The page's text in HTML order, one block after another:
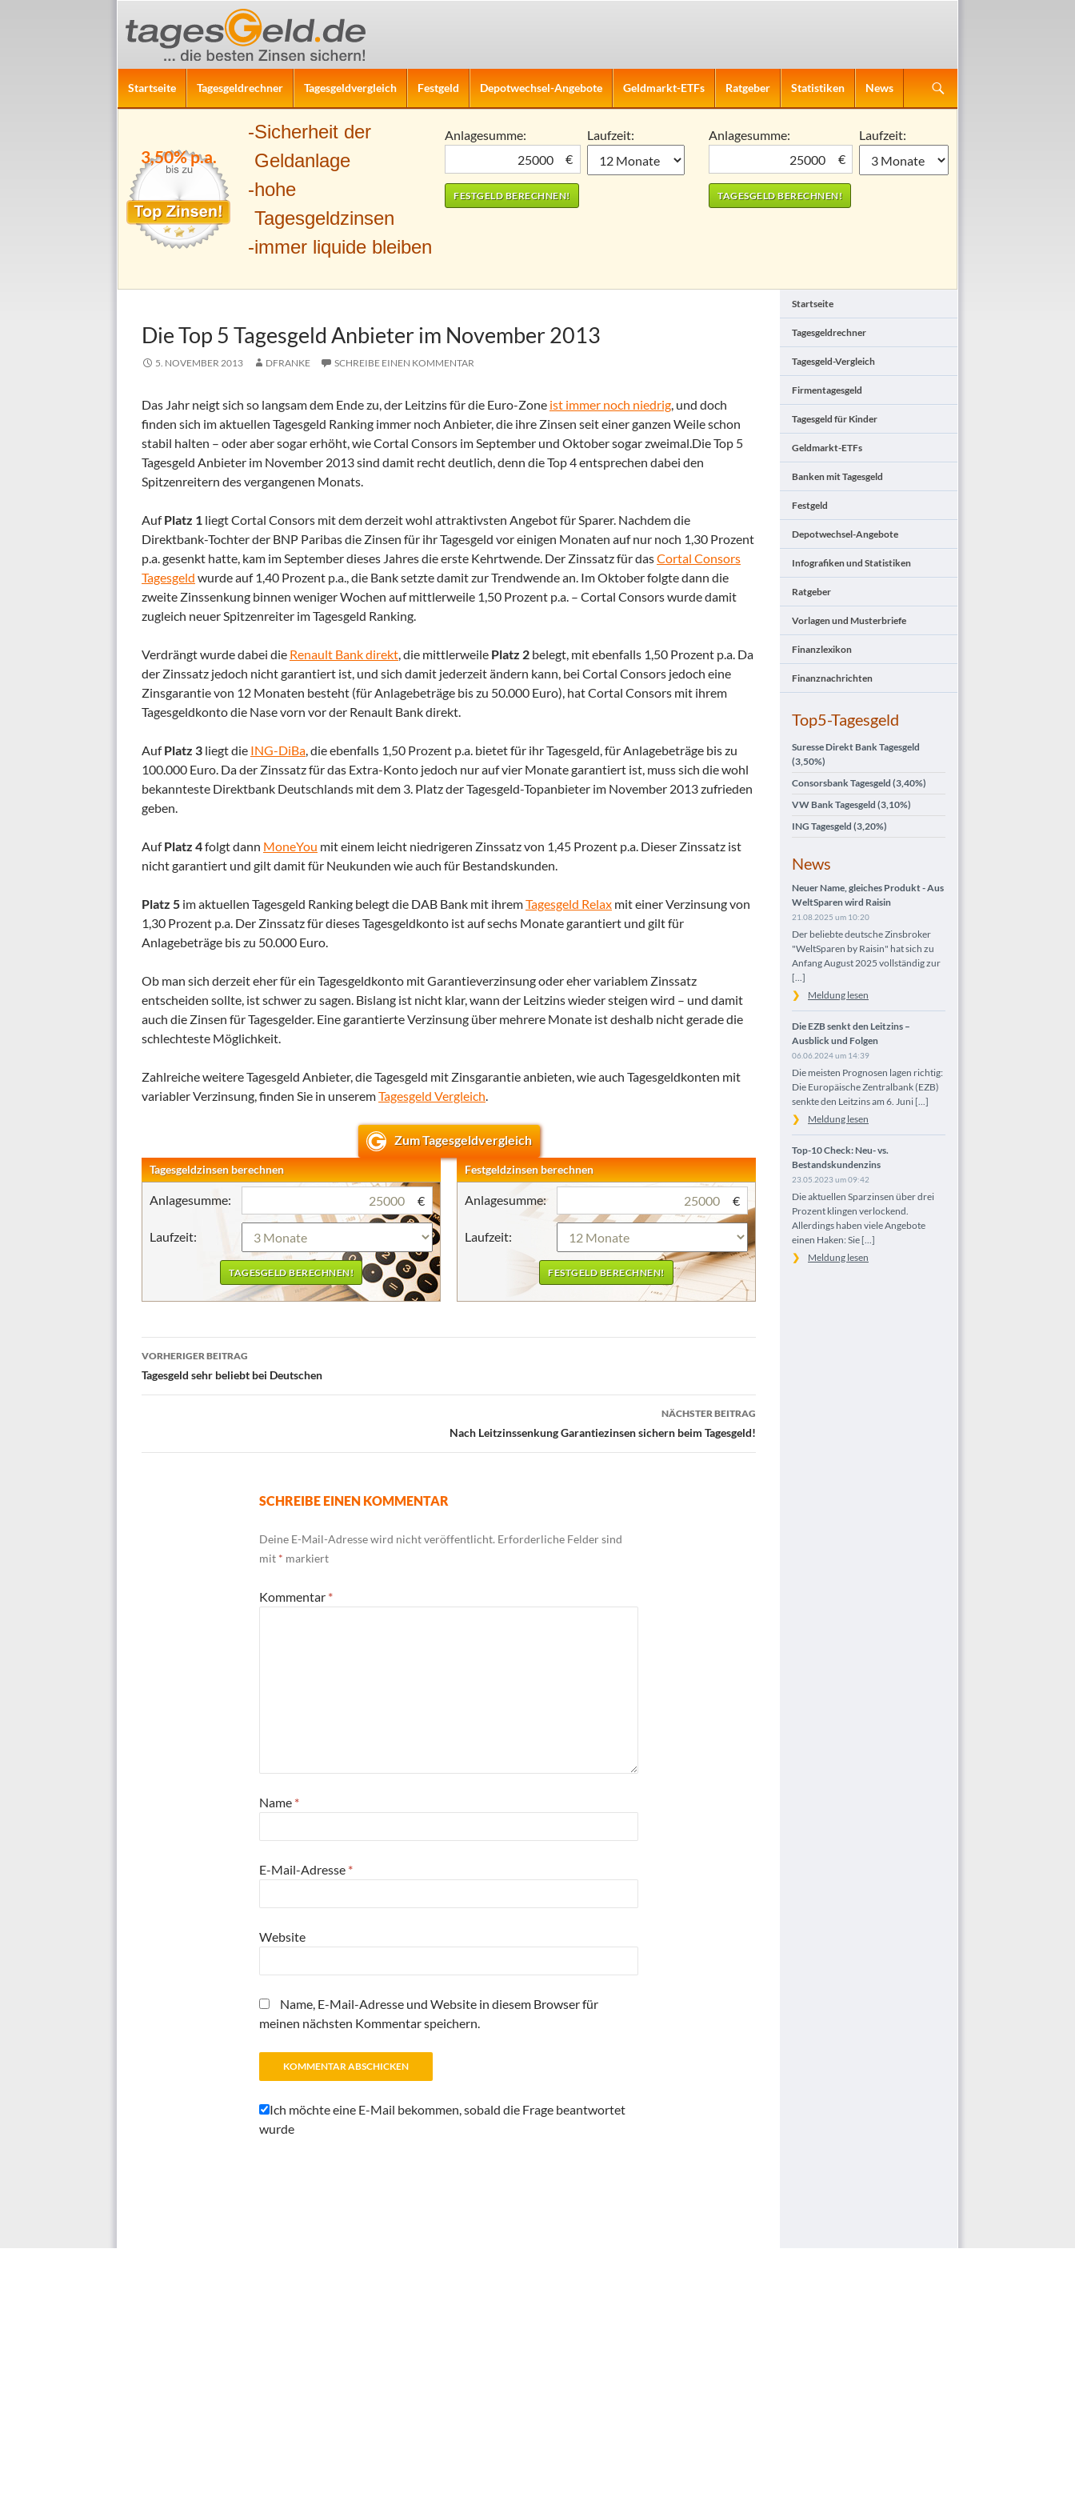
Startseite Tagesgeldrechner Tagesgeldvergleich Festgeld Depotwechsel-Angebote Geldmarkt-ETFs Ratgeber Statistiken News
3,50% p.a.
Sicherheit der
Geldanlage
hohe
Tagesgeldzinsen
immer liquide bleiben
Anlagesumme:
€
Laufzeit:
Anlagesumme:
€
Laufzeit:
Die Top 5 Tagesgeld Anbieter im November 2013
5. NOVEMBER 2013 DFRANKE SCHREIBE EINEN KOMMENTAR
Das Jahr neigt sich so langsam dem Ende zu, der Leitzins für die Euro-Zone ist immer noch niedrig , und doch
finden sich im aktuellen Tagesgeld Ranking immer noch Anbieter, die ihre Zinsen seit einer ganzen Weile schon
stabil halten – oder aber sogar erhöht, wie Cortal Consors im September und Oktober sogar zweimal. Die Top 5
Tagesgeld Anbieter im November 2013 sind damit recht deutlich, denn die Top 4 entsprechen dabei den
Spitzenreitern des vergangenen Monats.
AufPlatz 1 liegt Cortal Consors mit dem derzeit wohl attraktivsten Angebot für Sparer. Nachdem die
Direktbank-Tochter der BNP Paribas die Zinsen für ihr Tagesgeld vor einigen Monaten auf nur noch 1,30 Prozent
p.a. gesenkt hatte, kam im September dieses Jahres die erste Kehrtwende. Der Zinssatz für dasCortal Consors
Tagesgeld wurde auf 1,40 Prozent p.a., die Bank setzte damit zur Trendwende an. Im Oktober folgte dann die
zweite Zinssenkung binnen weniger Wochen auf mittlerweile 1,50 Prozent p.a. – Cortal Consors wurde damit
zugleich neuer Spitzenreiter im Tagesgeld Ranking.
Verdrängt wurde dabei die Renault Bank direkt , die mittlerweile Platz 2 belegt, mit ebenfalls 1,50 Prozent p.a. Da
der Zinssatz jedoch nicht garantiert ist, und sich damit jederzeit ändern kann, bei Cortal Consors jedoch eine
Zinsgarantie von 12 Monaten besteht (für Anlagebeträge bis zu 50.000 Euro), hat Cortal Consors mit ihrem
Tagesgeldkonto die Nase vorn vor der Renault Bank direkt.
AufPlatz 3 liegt die ING-DiBa , die ebenfalls 1,50 Prozent p.a. bietet für ihr Tagesgeld, für Anlagebeträge bis zu
100.000 Euro. Da der Zinssatz für das Extra-Konto jedoch nur auf vier Monate garantiert ist, muss sich die wohl
bekannteste Direktbank Deutschlands mit dem 3. Platz der Tagesgeld-Topanbieter im November 2013 zufrieden
geben.
AufPlatz 4folgt dann MoneYou mit einem leicht niedrigeren Zinssatz von 1,45 Prozent p.a. Dieser Zinssatz ist
nicht garantiert und gilt damit für Neukunden wie auch für Bestandskunden.
Platz 5 im aktuellen Tagesgeld Ranking belegt die DAB Bank mit ihremTagesgeld Relax mit einer Verzinsung von
1,30 Prozent p.a. Der Zinssatz für dieses Tagesgeldkonto ist auf sechs Monate garantiert und gilt für
Anlagebeträge bis zu 50.000 Euro.
Ob man sich derzeit eher für ein Tagesgeldkonto mit Garantieverzinsung oder eher variablem Zinssatz
entscheiden sollte, ist schwer zu sagen. Bislang ist nicht klar, wann der Leitzins wieder steigen wird – und damit
auch die Zinsen für Tagesgelder. Eine garantierte Verzinsung über mehrere Monate ist deshalb nicht gerade die
schlechteste Möglichkeit.
Zahlreiche weitere Tagesgeld Anbieter, die Tagesgeld mit Zinsgarantie anbieten, wie auch Tagesgeldkonten mit
variabler Verzinsung, finden Sie in unseremTagesgeld Vergleich
Zum Tagesgeldvergleich
Tagesgeldzinsen berechnen
Anlagesumme: €
Laufzeit:
Festgeldzinsen berechnen
Anlagesumme: €
Laufzeit:
Beitrags-
Navigation
VORHERIGER BEITRAG
Tagesgeld sehr beliebt bei Deutschen
NÄCHSTER BEITRAG
Nach Leitzinssenkung Garantiezinsen sichern beim Tagesgeld!
SCHREIBE EINEN KOMMENTAR
Deine E-Mail-Adresse wird nicht veröffentlicht. Erforderliche Felder sind
mit * markiert
Kommentar *
Name *
E-Mail-Adresse *
Website
Name, E-Mail-Adresse und Website in diesem Browser für
meinen nächsten Kommentar speichern.
Ich möchte eine E-Mail bekommen, sobald die Frage beantwortet
wurde
Startseite
Tagesgeldrechner
Tagesgeld-Vergleich
Firmentagesgeld
Tagesgeld für Kinder
Geldmarkt-ETFs
Banken mit Tagesgeld
Festgeld
Depotwechsel-Angebote
Infografiken und Statistiken
Ratgeber
Vorlagen und Musterbriefe
Finanzlexikon
Finanznachrichten
Top5-Tagesgeld
Suresse Direkt Bank Tagesgeld
(3,50%)
Consorsbank Tagesgeld (3,40%)
VW Bank Tagesgeld (3,10%)
ING Tagesgeld (3,20%)
News
Neuer Name, gleiches Produkt - Aus
WeltSparen wird Raisin
21.08.2025 um 10:20
Der beliebte deutsche Zinsbroker
"WeltSparen by Raisin" hat sich zu
Anfang August 2025 vollständig zur
[...]
Meldung lesen
Die EZB senkt den Leitzins –
Ausblick und Folgen
06.06.2024 um 14:39
Die meisten Prognosen lagen richtig:
Die Europäische Zentralbank (EZB)
senkte den Leitzins am 6. Juni [...]
Meldung lesen
Top-10 Check: Neu- vs.
Bestandskundenzins
23.05.2023 um 09:42
Die aktuellen Sparzinsen über drei
Prozent klingen verlockend.
Allerdings haben viele Angebote
einen Haken: Sie [...]
Meldung lesen